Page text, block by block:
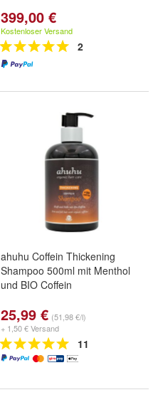
399,00 €
Kostenloser Versand
2
ahuhu Coffein Thickening
Shampoo 500ml mit Menthol
und BIO Coffein
25,99 € (51,98 €/l)
+ 1,50 € Versand
11